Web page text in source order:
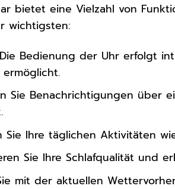
bietet eine Vielzahl von
wichtigsten:
Die Bedienung der Uhr erfolgt
Sie Benachrichtigungen über
Sie Ihre täglichen Aktivitäten
Sie Ihre Schlafqualität und
mit der aktuellen